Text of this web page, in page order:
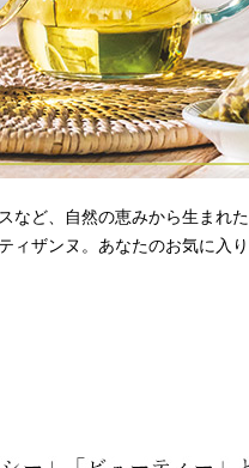
など、自然の恵みから生まれ
ザンヌ。あなたのお気に入